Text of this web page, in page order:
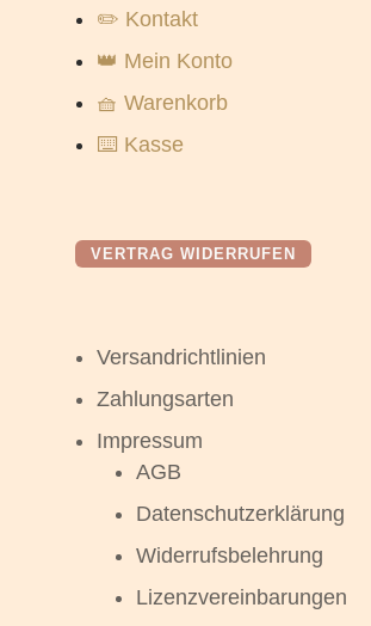
✏️ Kontakt
👑 Mein Konto
🧺 Warenkorb
⌨️ Kasse
VERTRAG WIDERRUFEN
Versandrichtlinien
Zahlungsarten
Impressum
AGB
Datenschutzerklärung
Widerrufsbelehrung
Lizenzvereinbarungen